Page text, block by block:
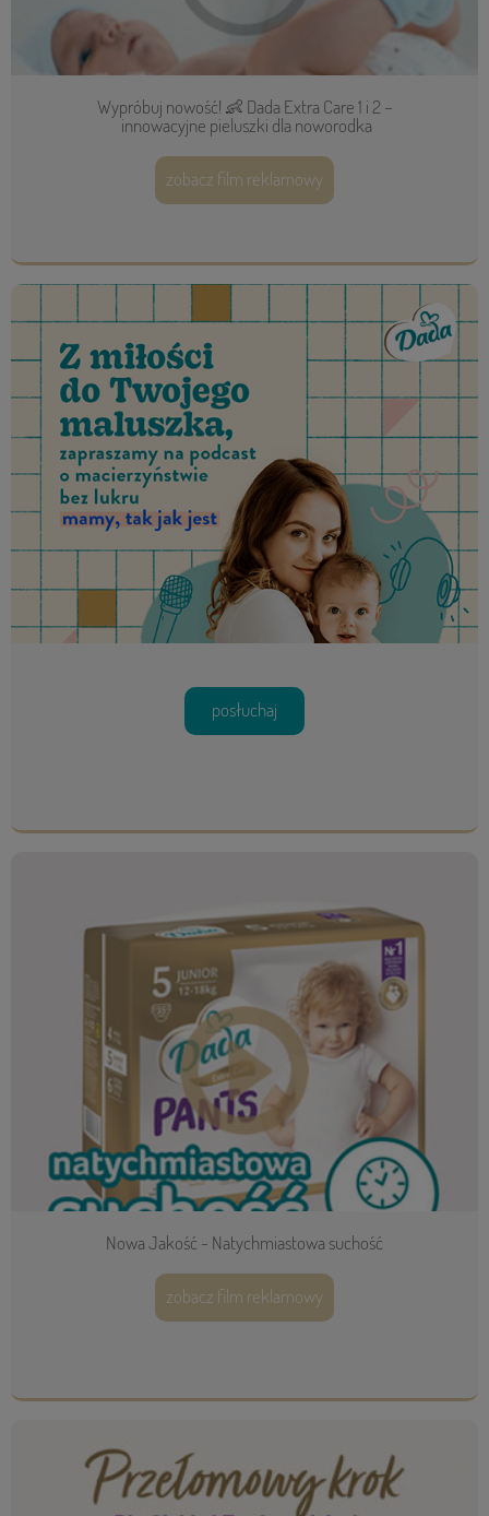
Wypróbuj nowość! 👶 Dada Extra Care 1 i 2 –
innowacyjne pieluszki dla noworodka
zobacz film reklamowy
posłuchaj
Nowa Jakość - Natychmiastowa suchość
zobacz film reklamowy